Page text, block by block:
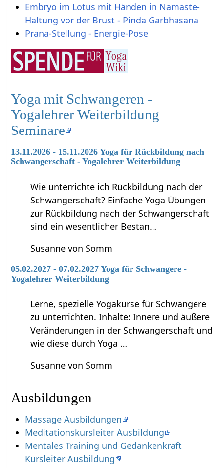
Embryo im Lotus mit Händen in Namaste-
Haltung vor der Brust - Pinda Garbhasana
Prana-Stellung - Energie-Pose
Yoga mit Schwangeren -
Yogalehrer Weiterbildung
Seminare
13.11.2026 - 15.11.2026 Yoga für Rückbildung nach
Schwangerschaft - Yogalehrer Weiterbildung
Wie unterrichte ich Rückbildung nach der
Schwangerschaft? Einfache Yoga Übungen
zur Rückbildung nach der Schwangerschaft
sind ein wesentlicher Bestan…
Susanne von Somm
05.02.2027 - 07.02.2027 Yoga für Schwangere -
Yogalehrer Weiterbildung
Lerne, spezielle Yogakurse für Schwangere
zu unterrichten. Inhalte: Innere und äußere
Veränderungen in der Schwangerschaft und
wie diese durch Yoga …
Susanne von Somm
Ausbildungen
Massage Ausbildungen
Meditationskursleiter Ausbildung
Mentales Training und Gedankenkraft
Kursleiter Ausbildung